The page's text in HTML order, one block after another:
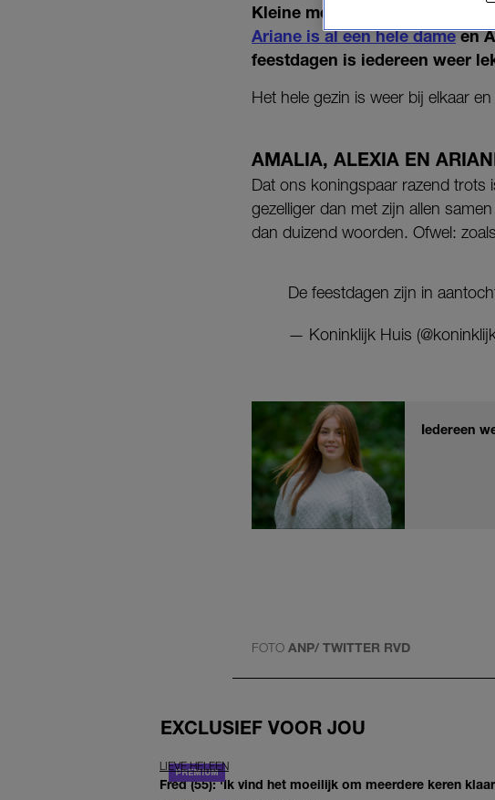
Kleine meisjes worden groot,
Ariane is al een hele dameen
feestdagen is iedereen weer
Het hele gezin is weer bij elkaar
AMALIA, ALEXIA EN
Dat ons koningspaar razend
gezelliger dan met zijn allen
dan duizend woorden. Ofwel:
De feestdagen zijn in
— Koninklijk Huis
Iedereen
FOTO ANP/ TWITTER RVD
EXCLUSIEF VOOR JOU
LIEVE HELEEN
Fred (55): 'Ik vind het moeilijk om meerdere keren